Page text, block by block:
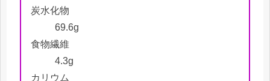
炭水化物
69.6g
食物繊維
4.3g
カリウム